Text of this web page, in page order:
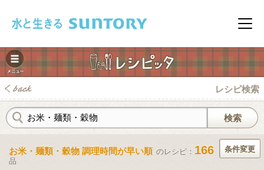
メニ
シピ
レシピ検索
お米・麺類・穀物 調理時間が早い順 のレシピ： 166
品
条件変更